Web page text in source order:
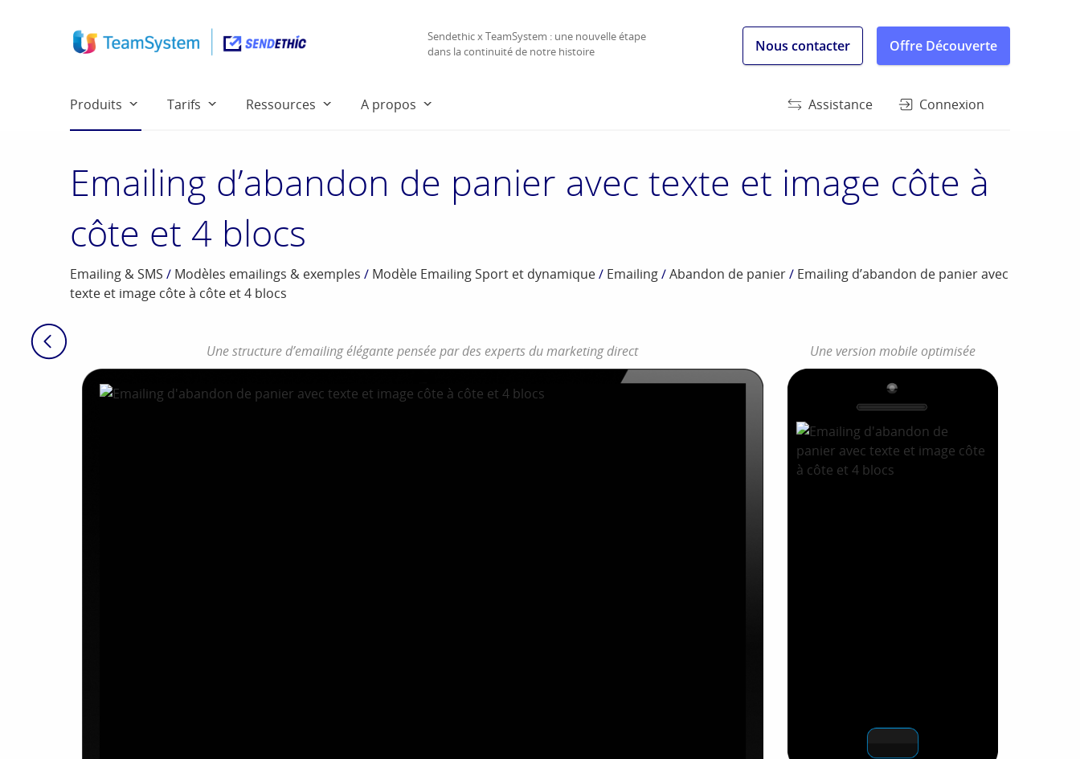
Sendethic x TeamSystem : une nouvelle étape
dans la continuité de notre histoire
Nous contacter Offre Découverte
Produits Tarifs Ressources A propos Assistance Connexion
Emailing d’abandon de panier avec texte et image côte à
côte et 4 blocs
Emailing & SMS / Modèles emailings & exemples / Modèle Emailing Sport et dynamique/ Emailing/Abandon de panier/ Emailing d’abandon de panier avec
texte et image côte à côte et 4 blocs
Une structure d’emailing élégante pensée par des experts du marketing direct Une version mobile optimisée